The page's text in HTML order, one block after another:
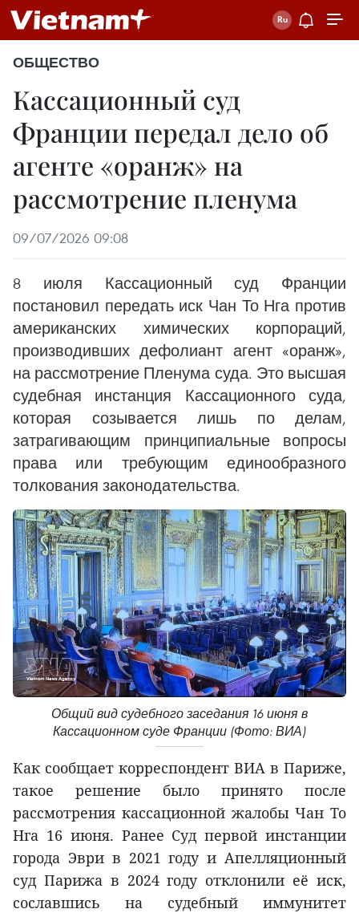
ОБЩЕСТВО
Кассационный суд
Франции передал дело об
агенте «оранж» на
рассмотрение пленума
09/07/2026 09:08
8 июля Кассационный суд Франции
постановил передать иск Чан То Нга против
американских химических корпораций,
производивших дефолиант агент «оранж»,
на рассмотрение Пленума суда. Это высшая
судебная инстанция Кассационного суда,
которая созывается лишь по делам,
затрагивающим принципиальные вопросы
права или требующим единообразного
толкования законодательства.
Общий вид судебного заседания 16 июня в
Кассационном суде Франции (Фото: ВИА)
Как сообщает корреспондент ВИА в Париже,
такое решение было принято после
рассмотрения кассационной жалобы Чан То
Нга 16 июня. Ранее Суд первой инстанции
города Эври в 2021 году и Апелляционный
суд Парижа в 2024 году отклонили её иск,
сославшись на судебный иммунитет